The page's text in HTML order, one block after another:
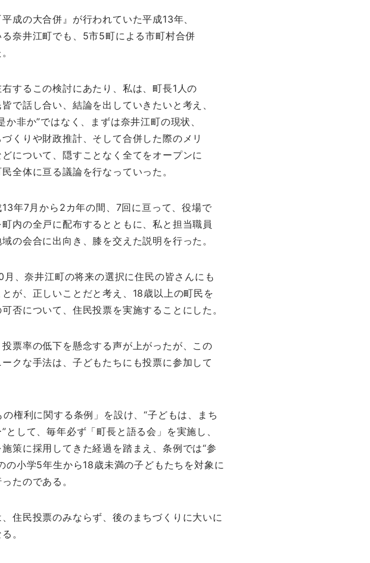
成の大合併』が行われていた平成13年、
奈井江町でも、5市5町による市町村合併
するこの検討にあたり、私は、町長1人の
で話し合い、結論を出していきたいと考え、
か非か”ではなく、まずは奈井江町の現状、
くりや財政推計、そして合併した際のメリ
について、隠すことなく全てをオープンに
全体に亘る議論を行なっていった。
年7月から2カ年の間、7回に亘って、役場で
内の全戸に配布するとともに、私と担当職員
の会合に出向き、膝を交えた説明を行った。
月、奈井江町の将来の選択に住民の皆さんにも
が、正しいことだと考え、18歳以上の町民を
否について、住民投票を実施することにした。
票率の低下を懸念する声が上がったが、この
クな手法は、子どもたちにも投票に参加して
権利に関する条例」を設け、“子どもは、まち
として、毎年必ず「町長と語る会」を実施し、
策に採用してきた経過を踏まえ、条例では“参
の小学5年生から18歳未満の子どもたちを対象に
たのである。
住民投票のみならず、後のまちづくりに大いに
。